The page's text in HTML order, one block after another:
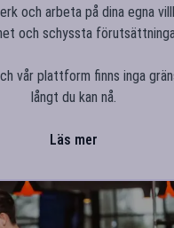
och arbeta på dina egna
och schyssta
vår plattform finns inga
långt du kan nå.
Läs mer